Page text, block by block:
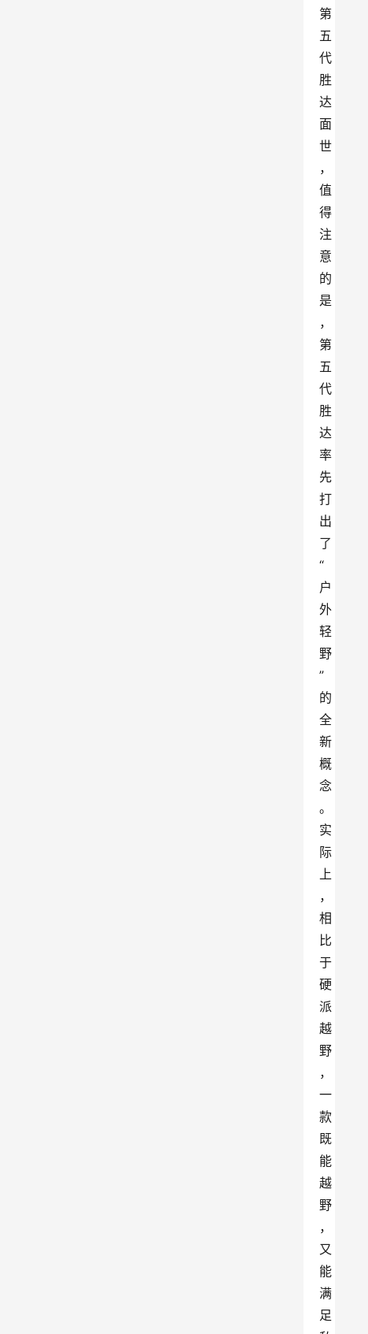
第
五
代
胜
达
面
世
，
值
得
注
意
的
是
，
第
五
代
胜
达
率
先
打
出
了
“
户
外
轻
野
”
的
全
新
概
念
。
实
际
上
，
相
比
于
硬
派
越
野
，
一
款
既
能
越
野
，
又
能
满
足